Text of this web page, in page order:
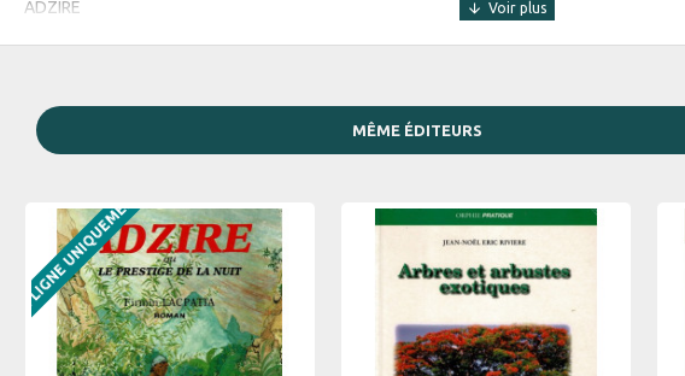
ADZIRE
MÊME ÉDITEURS
EN LIGNE UNIQUEMENT